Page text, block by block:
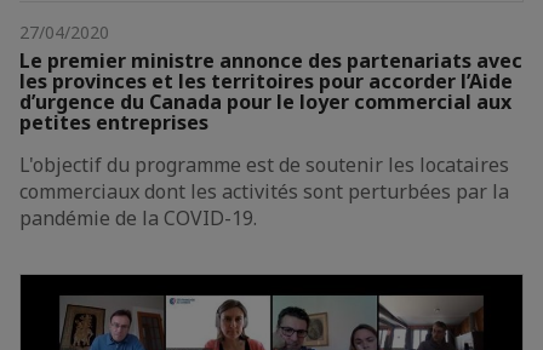
27/04/2020
Le premier ministre annonce des partenariats avec
les provinces et les territoires pour accorder l’Aide
d’urgence du Canada pour le loyer commercial aux
petites entreprises
L'objectif du programme est de soutenir les locataires
commerciaux dont les activités sont perturbées par la
pandémie de la COVID-19.